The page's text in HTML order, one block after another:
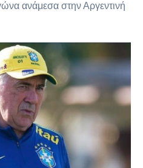
ανάμεσα στην Αργεντινή